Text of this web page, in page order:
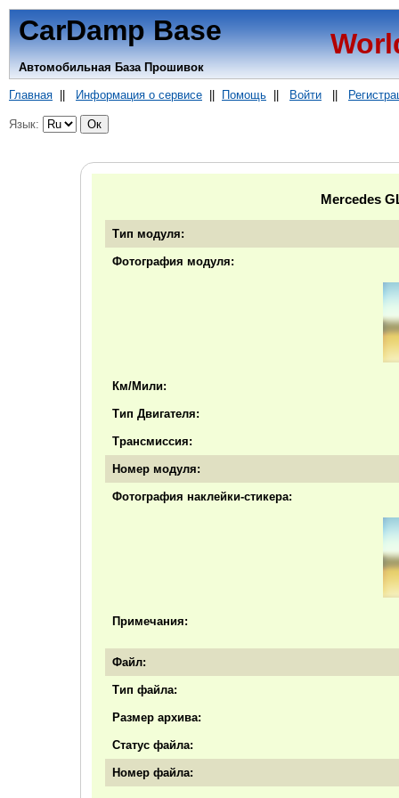
CarDamp Base
Автомобильная База Прошивок
Главная|| Информация о сервисе|| Помощь|| Войти||
Язык:
Mercedes
Тип модуля:
Фотография модуля:
Км/Мили:
Тип Двигателя:
Трансмиссия:
Номер модуля:
Фотография наклейки-стикера:
Примечания:
Файл:
Тип файла:
Размер архива:
Статус файла:
Номер файла: